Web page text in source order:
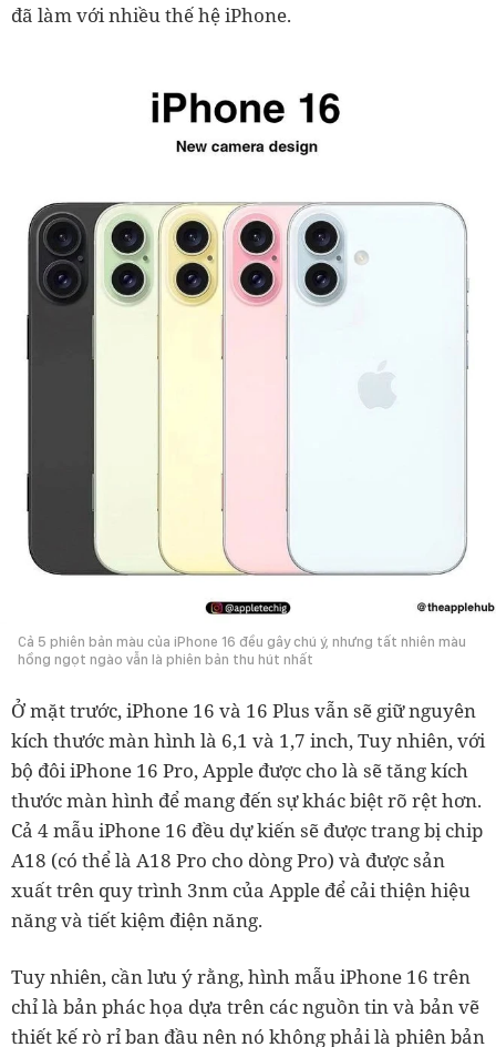
đã làm với nhiều thế hệ iPhone.
Cả 5 phiên bản màu của iPhone 16 đều gây chú ý, nhưng tất nhiên màu
hồng ngọt ngào vẫn là phiên bản thu hút nhất
Ở mặt trước, iPhone 16 và 16 Plus vẫn sẽ giữ nguyên
kích thước màn hình là 6,1 và 1,7 inch, Tuy nhiên, với
bộ đôi iPhone 16 Pro, Apple được cho là sẽ tăng kích
thước màn hình để mang đến sự khác biệt rõ rệt hơn.
Cả 4 mẫu iPhone 16 đều dự kiến sẽ được trang bị chip
A18 (có thể là A18 Pro cho dòng Pro) và được sản
xuất trên quy trình 3nm của Apple để cải thiện hiệu
năng và tiết kiệm điện năng.
Tuy nhiên, cần lưu ý rằng, hình mẫu iPhone 16 trên
chỉ là bản phác họa dựa trên các nguồn tin và bản vẽ
thiết kế rò rỉ ban đầu nên nó không phải là phiên bản